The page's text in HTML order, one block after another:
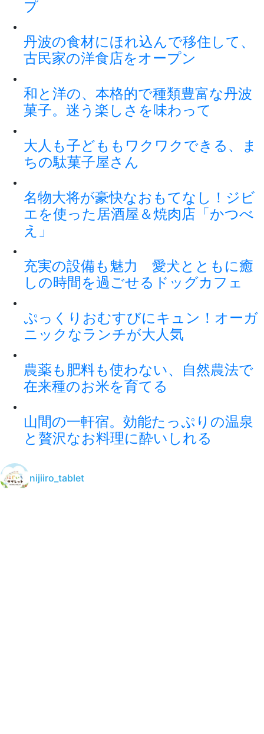
プ
丹波の食材にほれ込んで移住して、
古民家の洋食店をオープン
和と洋の、本格的で種類豊富な丹波
菓子。迷う楽しさを味わって
大人も子どももワクワクできる、ま
ちの駄菓子屋さん
名物大将が豪快なおもてなし！ジビ
エを使った居酒屋＆焼肉店「かつべ
え」
充実の設備も魅力 愛犬とともに癒
しの時間を過ごせるドッグカフェ
ぷっくりおむすびにキュン！オーガ
ニックなランチが大人気
農薬も肥料も使わない、自然農法で
在来種のお米を育てる
山間の一軒宿。効能たっぷりの温泉
と贅沢なお料理に酔いしれる
nijiiro_tablet